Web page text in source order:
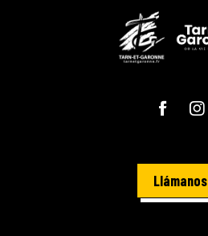
Llámanos